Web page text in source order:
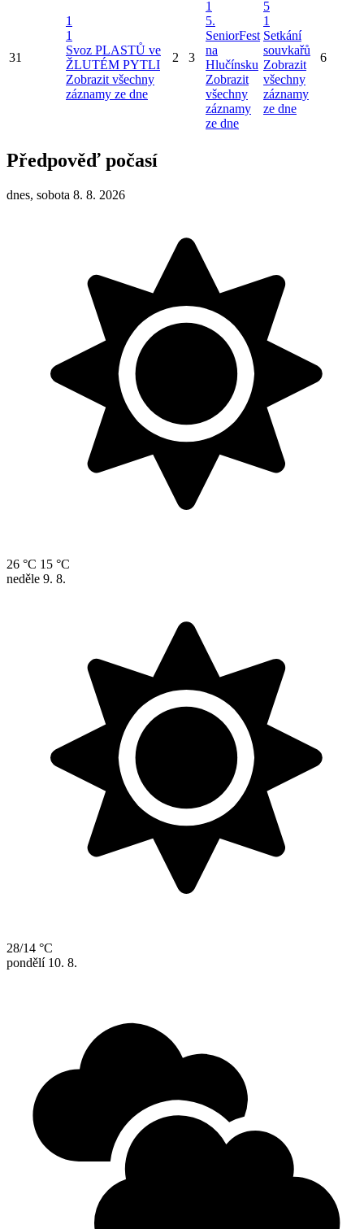
31
1
1
Svoz PLASTŮ ve
ŽLUTÉM PYTLI
Zobrazit všechny
záznamy ze dne
2 3
1
5.
SeniorFest
na
Hlučínsku
Zobrazit
všechny
záznamy
ze dne
5
1
Setkání
souvkařů
Zobrazit
všechny
záznamy
ze dne
6
Předpověď počasí
dnes, sobota 8. 8. 2026
26 °C 15 °C
neděle 9. 8.
28/14 °C
pondělí 10. 8.